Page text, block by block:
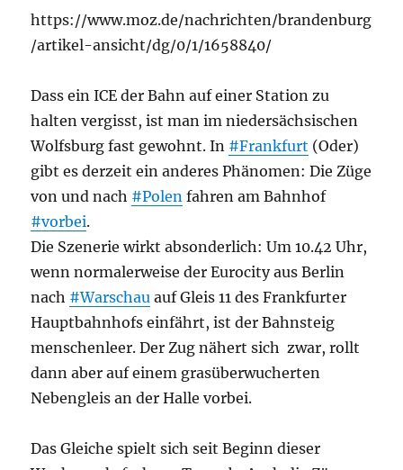
https://www.moz.de/nachrichten/brandenburg
/artikel-ansicht/dg/0/1/1658840/
Dass ein ICE der Bahn auf einer Station zu
halten vergisst, ist man im niedersächsischen
Wolfsburg fast gewohnt. In #Frankfurt (Oder)
gibt es derzeit ein anderes Phänomen: Die Züge
von und nach #Polen fahren am Bahnhof
#vorbei.
Die Szenerie wirkt absonderlich: Um 10.42 Uhr,
wenn normalerweise der Eurocity aus Berlin
nach #Warschau auf Gleis 11 des Frankfurter
Hauptbahnhofs einfährt, ist der Bahnsteig
menschenleer. Der Zug nähert sich zwar, rollt
dann aber auf einem grasüberwucherten
Nebengleis an der Halle vorbei.
Das Gleiche spielt sich seit Beginn dieser